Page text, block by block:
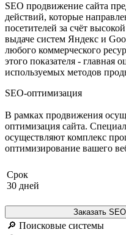
SEO продвижение сайта
действий, которые
посетителей за счёт
выдаче систем Яндекс и
любого коммерческого
этого показателя - главная
используемых методов
SEO-оптимизация
В рамках продвижения
оптимизация сайта.
осуществляют комплекс
оптимизирование вашего
Срок
30 дней
Заказать
🔎 Поисковые системы